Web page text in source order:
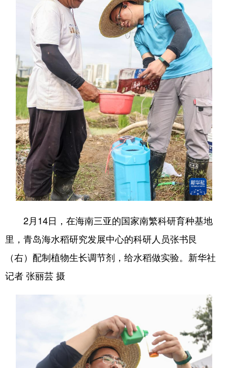
2月14日，在海南三亚的国家南繁科研育种基地
里，青岛海水稻研究发展中心的科研人员张书艮
（右）配制植物生长调节剂，给水稻做实验。新华社
记者 张丽芸 摄